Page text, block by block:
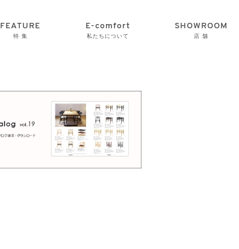
FEATURE
特 集
E-comfort
私たちについて
いて
SHOWROOM
店 舗